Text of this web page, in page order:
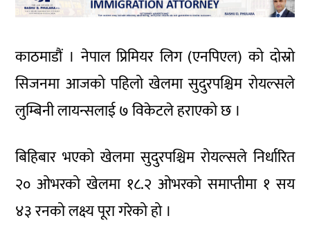
काठमाडौं । नेपाल प्रिमियर लिग (एनपिएल) को दोस्रो
सिजनमा आजको पहिलो खेलमा सुदुरपश्चिम रोयल्सले
लुम्बिनी लायन्सलाई ७ विकेटले हराएको छ ।
बिहिबार भएको खेलमा सुदुरपश्चिम रोयल्सले निर्धारित
२० ओभरको खेलमा १८.२ ओभरको समाप्तीमा १ सय
४३ रनको लक्ष्य पूरा गरेको हो ।